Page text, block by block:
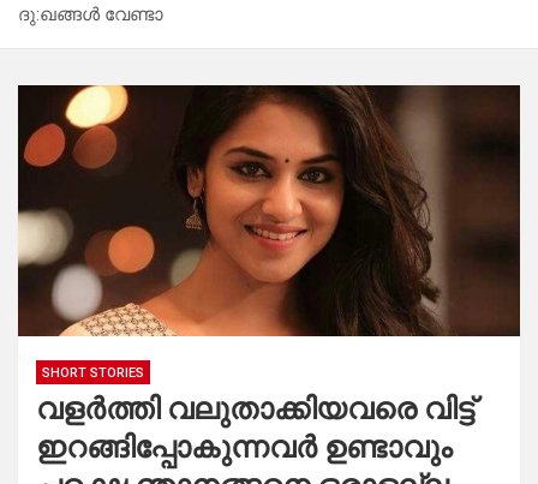
ദു:ഖങ്ങൾ വേണ്ടാ
SHORT STORIES
വളർത്തി വലുതാക്കിയവരെ വിട്ട്
ഇറങ്ങിപ്പോകുന്നവർ ഉണ്ടാവും